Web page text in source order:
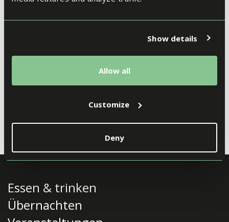
Show details
Allow all
Customize
Deny
Homepage / Ost-Java
Essen & trinken
Übernachten